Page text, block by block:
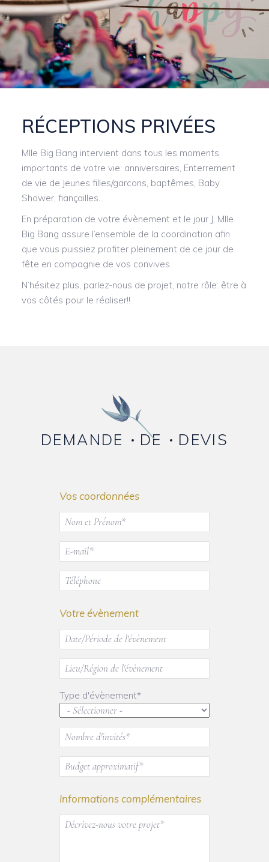
RÉCEPTIONS PRIVÉES
Mlle Big Bang intervient dans tous les moments
importants de votre vie: anniversaires, Enterrement
de vie de Jeunes filles/garcons, baptêmes, Baby
Shower, fiançailles…
En préparation de votre évènement et le jour J, Mlle
Big Bang assure l’ensemble de la coordination afin
que vous puissiez profiter pleinement de ce jour de
fête en compagnie de vos convives.
N’hésitez plus, parlez-nous de projet, notre rôle: être à
vos côtés pour le réaliser!!
DEMANDE DE DEVIS
Vos coordonnées
Votre évènement
Type d'évènement*
Informations complémentaires